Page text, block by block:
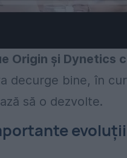
Origin și
decurge bine, în
să o dezvolte.